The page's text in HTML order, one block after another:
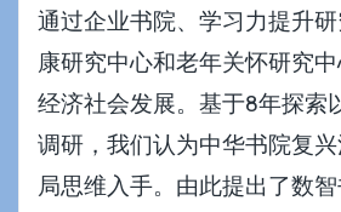
通过企业书院、学习力提升
康研究中心和老年关怀研究
经济社会发展。基于8年探索
调研，我们认为中华书院复
局思维入手。由此提出了数